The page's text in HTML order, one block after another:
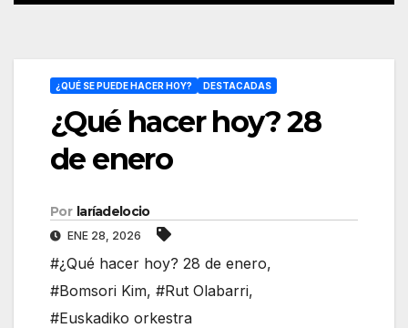
¿QUÉ SE PUEDE HACER HOY? DESTACADAS
¿Qué hacer hoy? 28
de enero
Por laríadelocio
ENE 28, 2026
#¿Qué hacer hoy? 28 de enero,
#Bomsori Kim, #Rut Olabarri,
#Euskadiko orkestra